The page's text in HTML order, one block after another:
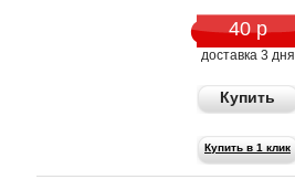
40 р
доставка 3 дня
Купить
Купить в 1 клик